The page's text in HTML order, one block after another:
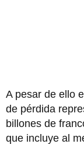
A pesar de ello
de pérdida
billones de
que incluye al